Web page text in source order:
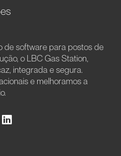
de software para postos de
o LBC Gas Station,
integrada e segura.
e melhoramos a